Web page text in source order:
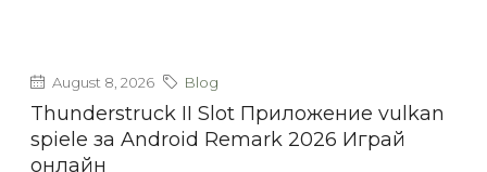
August 8, 2026 Blog
Thunderstruck II Slot Приложение vulkan
spiele за Android Remark 2026 Играй
онлайн